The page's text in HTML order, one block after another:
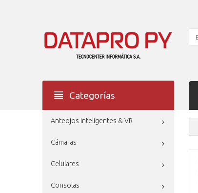
Categorías
Anteojos inteligentes & VR
Cámaras
Celulares
Consolas